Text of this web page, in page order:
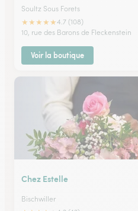
Soultz Sous Forets
★★★★★4.7 (108)
10, rue des Barons de Fleckenstein
Voir la boutique
Chez Estelle
Bischwiller